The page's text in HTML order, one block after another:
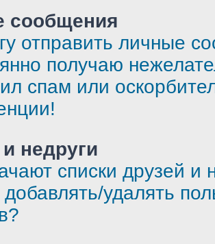
сообщения
отправить личные
получаю
спам или
недруги
списки друзей и
удалять